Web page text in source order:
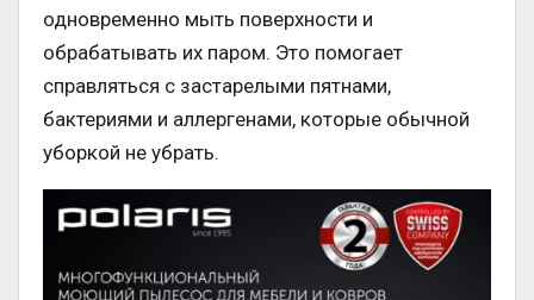
одновременно мыть поверхности и
обрабатывать их паром. Это помогает
справляться с застарелыми пятнами,
бактериями и аллергенами, которые обычной
уборкой не убрать.